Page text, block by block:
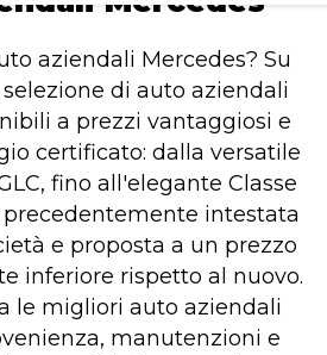
aziendali Mercedes? Su
di auto aziendali
a prezzi vantaggiosi e
certificato: dalla versatile
fino all'elegante Classe
intestata
e proposta a un prezzo
inferiore rispetto al nuovo.
le migliori auto aziendali
manutenzioni e